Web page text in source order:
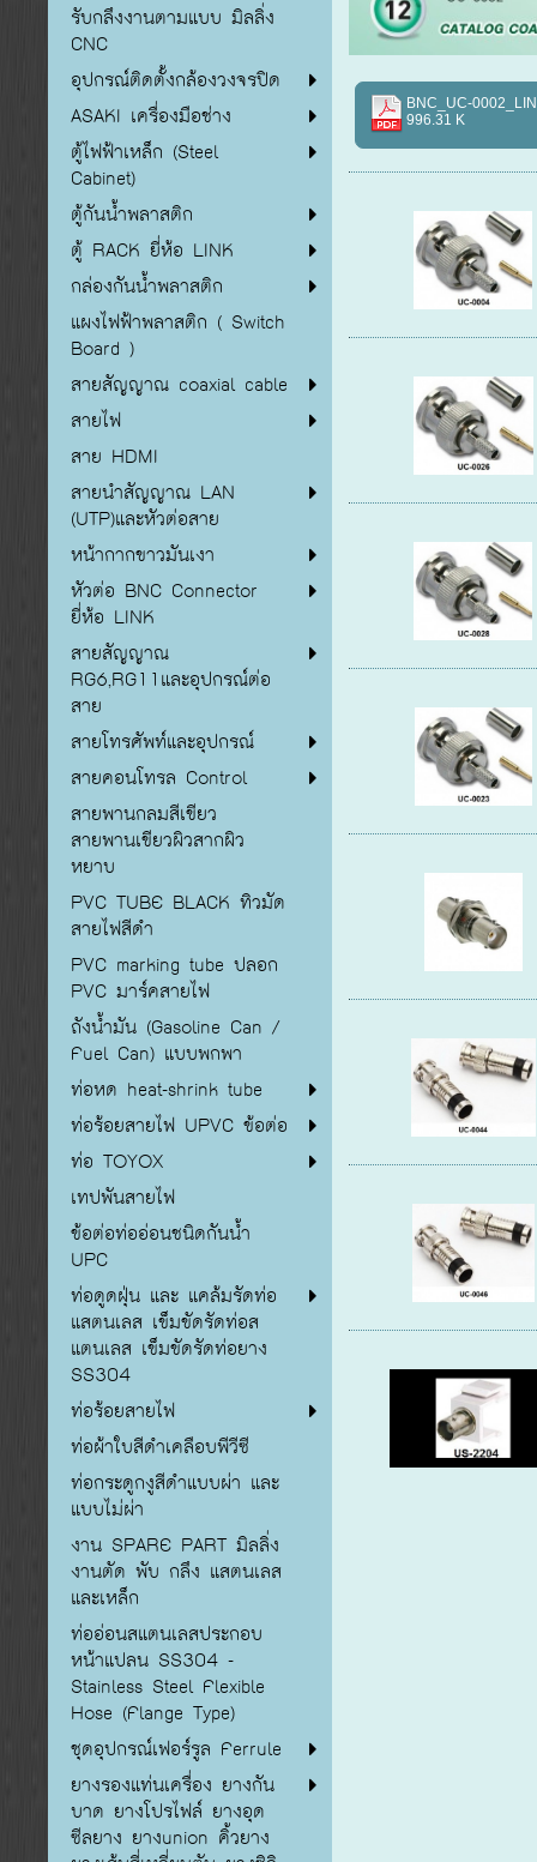
รับกลึงงานตามแบบ มิลลิ่ง
CNC
อุปกรณ์ติดตั้งกล้องวงจรปิด
ASAKI เครื่องมือช่าง
ตู้ไฟฟ้าเหล็ก (Steel
Cabinet)
ตู้กันน้ำพลาสติก
ตู้ RACK ยี่ห้อ LINK
กล่องกันน้ำพลาสติก
แผงไฟฟ้าพลาสติก ( Switch
Board )
สายสัญญาณ coaxial cable
สายไฟ
สาย HDMI
สายนำสัญญาณ LAN
(UTP)และหัวต่อสาย
หน้ากากขาวมันเงา
หัวต่อ BNC Connector
ยี่ห้อ LINK
สายสัญญาณ
RG6,RG11และอุปกรณ์ต่อ
สาย
สายโทรศัพท์และอุปกรณ์
สายคอนโทรล Control
สายพานกลมสีเขียว
สายพานเขียวผิวสากผิว
หยาบ
PVC TUBE BLACK ทิวมัด
สายไฟสีดำ
PVC marking tube ปลอก
PVC มาร์คสายไฟ
ถังน้ำมัน (Gasoline Can /
Fuel Can) แบบพกพา
ท่อหด heat-shrink tube
ท่อร้อยสายไฟ UPVC ข้อต่อ
ท่อ TOYOX
เทปพันสายไฟ
ข้อต่อท่ออ่อนชนิดกันน้ำ
UPC
ท่อดูดฝุ่น และ แคล้มรัดท่อ
แสตนเลส เข็มขัดรัดท่อส
แตนเลส เข็มขัดรัดท่อยาง
SS304
ท่อร้อยสายไฟ
ท่อผ้าใบสีดำเคลือบพีวีซี
ท่อกระดูกงูสีดำแบบผ่า และ
แบบไม่ผ่า
งาน SPARE PART มิลลิ่ง
งานตัด พับ กลึง แสตนเลส
และเหล็ก
ท่ออ่อนสแตนเลสประกอบ
หน้าแปลน SS304 -
Stainless Steel Flexible
Hose (Flange Type)
ชุดอุปกรณ์เฟอร์รูล Ferrule
ยางรองแท่นเครื่อง ยางกัน
บาด ยางโปรไฟล์ ยางอุด
ซีลยาง ยางunion คิ้วยาง
BNC_UC-
996.31 K